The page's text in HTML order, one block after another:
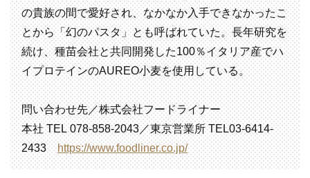
の貴族の間で愛好され、なかなか入手できなかったこ
とから「幻のパスタ」とも呼ばれていた。長年研究を
続け、種苗会社と共同開発した100％イタリア産でハ
イプロテインのAUREO小麦を使用している。
問い合わせ先／株式会社フードライナー
本社 TEL 078-858-2043／東京営業所 TEL03-6414-
2433https://www.foodliner.co.jp/